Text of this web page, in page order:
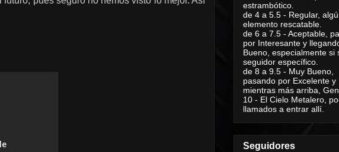
estrambótico.
de 4 a 5.5 - Regular,
elemento rescatable.
de 6 a 7.5 - Aceptable,
por Interesante y
Bueno, especialmente si
seguidor específico.
de 8 a 9.5 - Muy Bueno,
pasando por Excelente y
mientras más arriba,
10 - El Cielo Metalero,
llamados a entrar allí.
Seguidores